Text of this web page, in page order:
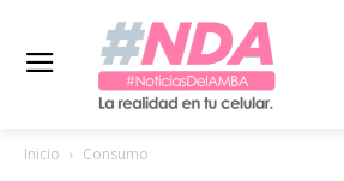
Inicio Consumo